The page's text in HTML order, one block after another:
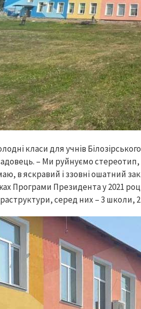
класи для учнів
– Ми руйнуємо
в яскравий і ззовні ошатний
Програми Президента у 2021
серед них – 3 школи,